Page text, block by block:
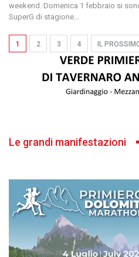
weekend. Domenica 1 febbraio si
SuperG di stagione
1 2 3 4 IL
Le grandi manifestazioni